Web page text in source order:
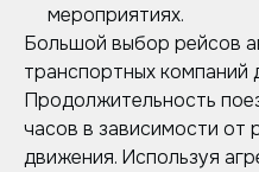
мероприятиях.
Большой выбор рейсов
транспортных компаний
Продолжительность
часов в зависимости от
движения. Используя